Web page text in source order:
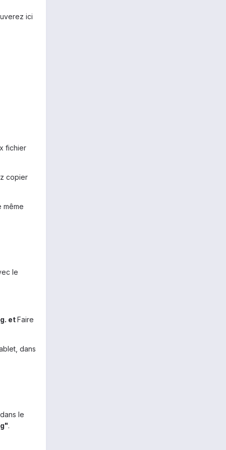
ici
fichier
copier
même
le
etFaire
dans
le
.